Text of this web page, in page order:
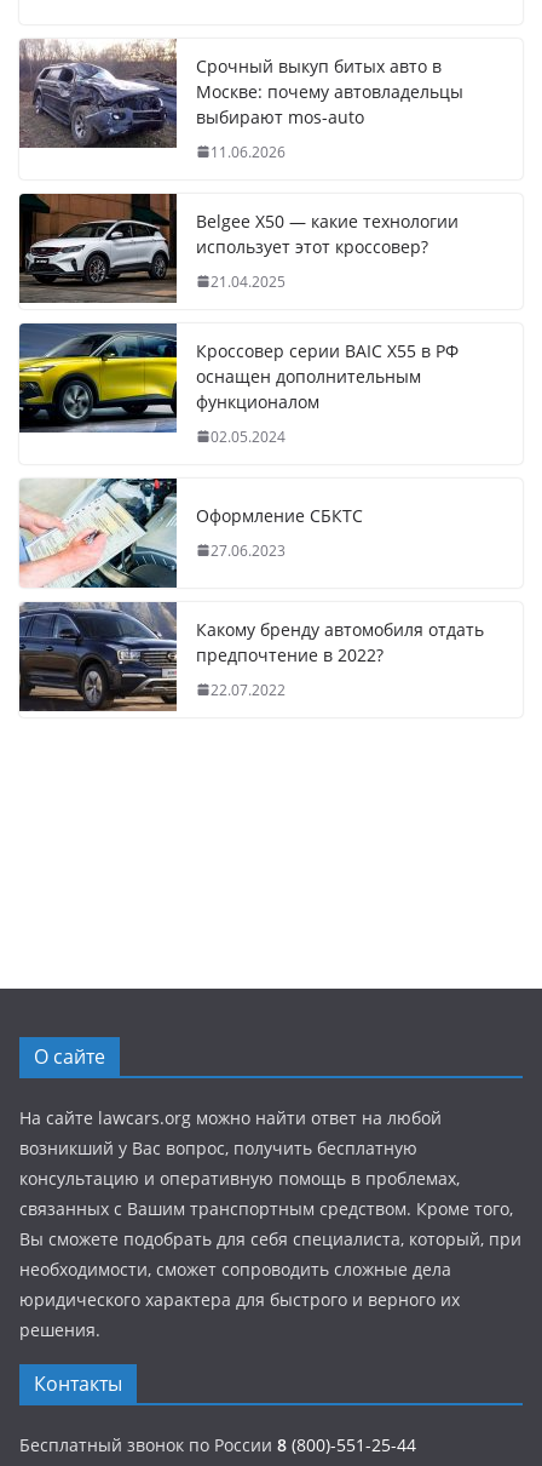
Срочный выкуп битых авто в
Москве: почему автовладельцы
выбирают mos-auto
11.06.2026
Belgee X50 — какие технологии
использует этот кроссовер?
21.04.2025
Кроссовер серии BAIC X55 в РФ
оснащен дополнительным
функционалом
02.05.2024
Оформление СБКТС
27.06.2023
Какому бренду автомобиля отдать
предпочтение в 2022?
22.07.2022
О сайте
На сайте lawcars.org можно найти ответ на любой
возникший у Вас вопрос, получить бесплатную
консультацию и оперативную помощь в проблемах,
связанных с Вашим транспортным средством. Кроме того,
Вы сможете подобрать для себя специалиста, который, при
необходимости, сможет сопроводить сложные дела
юридического характера для быстрого и верного их
решения.
Контакты
Бесплатный звонок по России 8 (800)-551-25-44